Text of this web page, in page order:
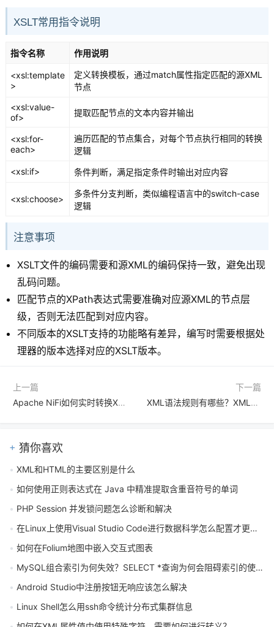
XSLT常用指令说明
指令名称 作用说明
<xsl:template
>
定义转换模板，通过match属性指定匹配的源XML
节点
<xsl:value-
of>
提取匹配节点的文本内容并输出
<xsl:for-
each>
遍历匹配的节点集合，对每个节点执行相同的转换
逻辑
<xsl:if>
条件判断，满足指定条件时输出对应内容
<xsl:choose>
多条件分支判断，类似编程语言中的switch-case
逻辑
注意事项
XSLT文件的编码需要和源XML的编码保持一致，避免出现
乱码问题。
匹配节点的XPath表达式需要准确对应源XML的节点层
级，否则无法匹配到对应内容。
不同版本的XSLT支持的功能略有差异，编写时需要根据处
理器的版本选择对应的XSLT版本。
上一篇
Apache NiFi如何实时转换XML流
下一篇
XML语法规则有哪些？XML基本结构应该怎么搭建？
猜你喜欢
XML和HTML的主要区别是什么
如何使用正则表达式在 Java 中精准提取含重音符号的单词
PHP Session 并发锁问题怎么诊断和解决
在Linux上使用Visual Studio Code进行数据科学怎么配置才更高效
如何在Folium地图中嵌入交互式图表
MySQL组合索引为何失效？SELECT *查询为何会阻碍索引的使用？
Android Studio中注册按钮无响应该怎么解决
Linux Shell怎么用ssh命令统计分布式集群信息